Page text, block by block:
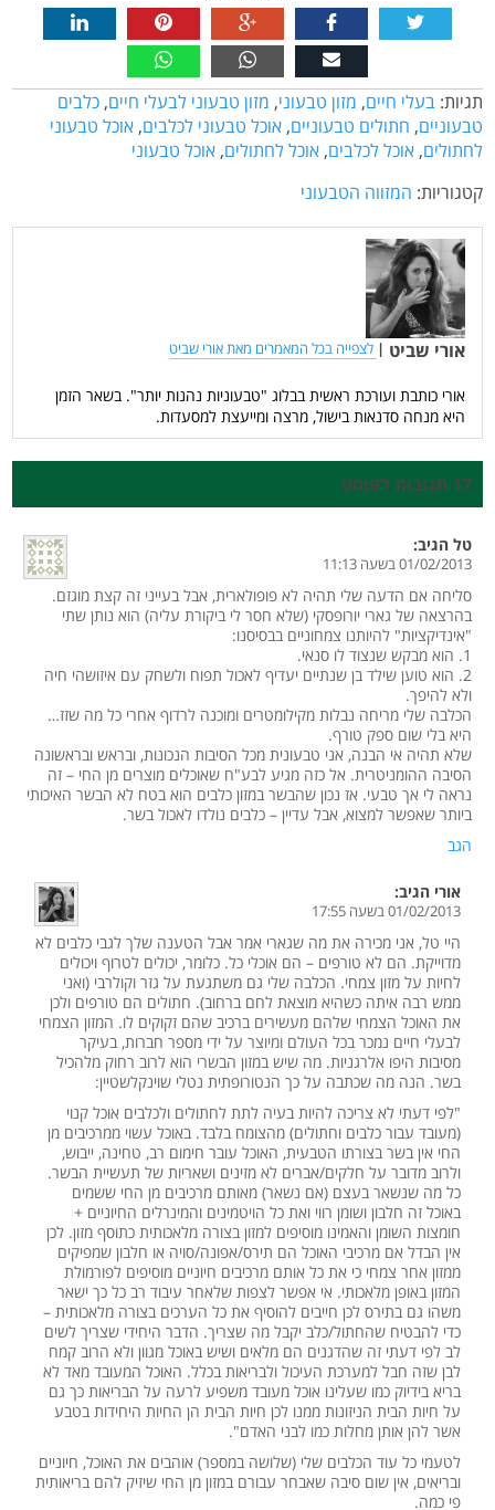
תגיות: בעלי חיים, מזון טבעוני, מזון טבעוני לבעלי חיים,כלבים
טבעוניים, חתולים טבעוניים,אוכל טבעוני לכלבים,אוכל טבעוני
לחתולים,אוכל לכלבים,אוכל לחתולים,אוכל טבעוני
קטגוריות: המזווה הטבעוני
אורי שביט | לצפייה בכל המאמרים מאת אורי שביט
אורי כותבת ועורכת ראשית בבלוג "טבעוניות נהנות יותר". בשאר הזמן
היא מנחה סדנאות בישול, מרצה ומייעצת למסעדות.
17 תגובות לפוסט
טל הגיב:
01/02/2013 בשעה 11:13
סליחה אם הדעה שלי תהיה לא פופולארית, אבל בעייני זה קצת מוגזם.
בהרצאה של גארי יורופסקי (שלא חסר לי ביקורת עליה) הוא נותן שתי
"אינדיקציות" להיותנו צמחוניים בבסיסנו:
1. הוא מבקש שנצוד לו סנאי.
2. הוא טוען שילד בן שנתיים יעדיף לאכול תפוח ולשחק עם איזושהי חיה
ולא להיפך.
הכלבה שלי מריחה נבלות מקילומטרים ומוכנה לרדוף אחרי כל מה שזז…
היא בלי שום ספק טורף.
שלא תהיה אי הבנה, אני טבעונית מכל הסיבות הנכונות, ובראש ובראשונה
הסיבה ההומניטרית. אל כזה מגיע לבע"ח שאוכלים מוצרים מן החי – זה
נראה לי אך טבעי. אז נכון שהבשר במזון כלבים הוא בטח לא הבשר האיכותי
ביותר שאפשר למצוא, אבל עדיין – כלבים נולדו לאכול בשר.
הגב
אורי הגיב:
01/02/2013 בשעה 17:55
היי טל, אני מכירה את מה שגארי אמר אבל הטענה שלך לגבי כלבים לא
מדוייקת. הם לא טורפים – הם אוכלי כל. כלומר, יכולים לטרוף ויכולים
לחיות על מזון צמחי. הכלבה שלי גם משתגעת על גזר וקולרבי (ואני
ממש רבה איתה כשהיא מוצאת לחם ברחוב). חתולים הם טורפים ולכן
את האוכל הצמחי שלהם מעשירים ברכיב שהם זקוקים לו. המזון הצמחי
לבעלי חיים נמכר בכל העולם ומיוצר על ידי מספר חברות, בעיקר
מסיבות היפו אלרגניות. מה שיש במזון הבשרי הוא לרוב רחוק מלהכיל
בשר. הנה מה שכתבה על כך הנטורופתית נטלי שוינקלשטיין:
"לפי דעתי לא צריכה להיות בעיה לתת לחתולים ולכלבים אוכל קנוי
(מעובד עבור כלבים וחתולים) מהצומח בלבד. באוכל עשוי ממרכיבים מן
החי אין בשר בצורתו הטבעית, האוכל עובר חימום רב, טחינה, ייבוש,
ולרוב מדובר על חלקים/אברים לא מזינים ושאריות של תעשיית הבשר.
כל מה שנשאר בעצם (אם נשאר) מאותם מרכיבים מן החי ששמים
באוכל זה חלבון ושומן רווי ואת כל הויטמינים והמינרלים החיוניים +
חומצות השומן והאמינו מוסיפים למזון בצורה מלאכותית כתוסף מזון. לכן
אין הבדל אם מרכיבי האוכל הם תירס/אפונה/סויה או חלבון שמפיקים
ממזון אחר צמחי כי את כל אותם מרכיבים חיוניים מוסיפים לפורמולת
המזון באופן מלאכותי. אי אפשר לצפות שלאחר עיבוד רב כל כך ישאר
משהו גם בתירס לכן חייבים להוסיף את כל הערכים בצורה מלאכותית –
כדי להבטיח שהחתול/כלב יקבל מה שצריך. הדבר היחידי שצריך לשים
לב לפי דעתי זה שהדגנים הם מלאים ושיש באוכל מגוון ולא הרוב קמח
לבן שזה חבל למערכת העיכול ולבריאות בכלל. האוכל המעובד מאד לא
בריא בידיוק כמו שעלינו אוכל מעובד משפיע לרעה על הבריאות כך גם
על חיות הבית הניזונות ממנו לכן חיות הבית הן החיות היחידות בטבע
אשר להן אותן מחלות כמו לבני האדם".
לטעמי כל עוד הכלבים שלי (שלושה במספר) אוהבים את האוכל, חיוניים
ובריאים, אין שום סיבה שאבחר עבורם במזון מן החי שיזיק להם בריאותית
פי כמה.